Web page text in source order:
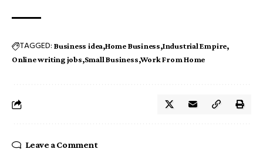
TAGGED: Business idea Home Business Industrial Empire
Online writing jobs Small Business Work From Home
Leave a Comment